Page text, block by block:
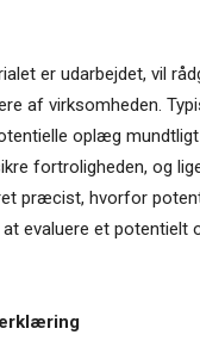
er udarbejdet, vil
af virksomheden.
oplæg
fortroligheden, og
præcist, hvorfor
evaluere et potentielt